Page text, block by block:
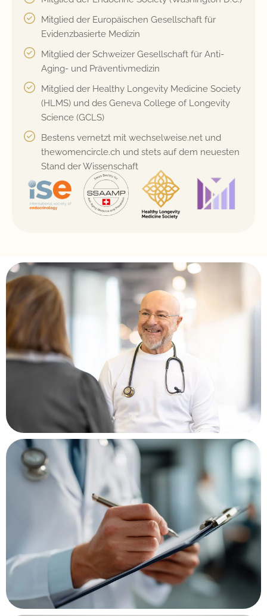
Mitglied der Europäischen Gesellschaft für
Evidenzbasierte Medizin
Mitglied der Schweizer Gesellschaft für Anti-
Aging- und Präventivmedizin
Mitglied der Healthy Longevity Medicine Society
(HLMS) und des Geneva College of Longevity
Science (GCLS)
Bestens vernetzt mit wechselweise.net und
thewomencircle.ch und stets auf dem neuesten
Stand der Wissenschaft